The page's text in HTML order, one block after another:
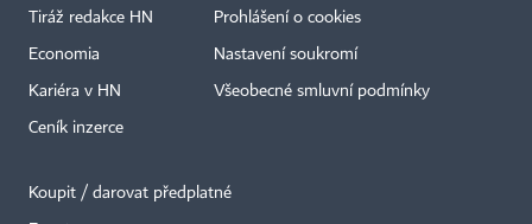
Tiráž redakce HN
Economia
Kariéra v HN
Ceník inzerce
Prohlášení o cookies
Nastavení soukromí
Všeobecné smluvní podmínky
Koupit / darovat předplatné